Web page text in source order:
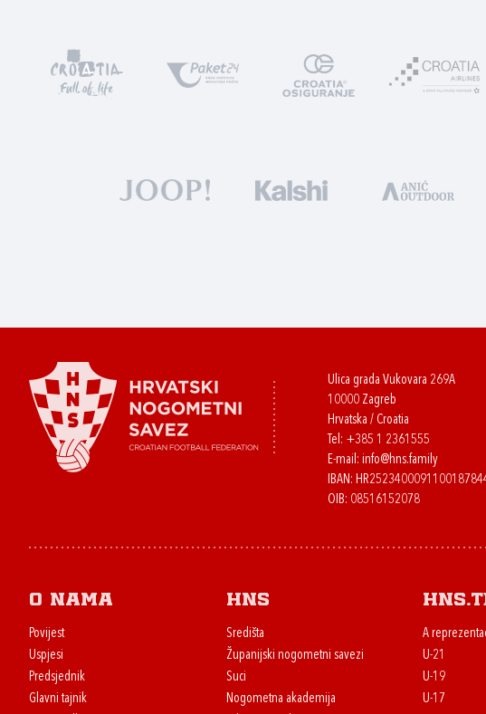
Ulica grada Vukovara 269A
10000 Zagreb
Hrvatska / Croatia
Tel: +385 1 2361555
E-mail: info@hns.family
IBAN:
OIB: 08516152078
O nama
Povijest
Uspjesi
Predsjednik
Glavni tajnik
HNS
Središta
Županijski nogometni savezi
Suci
Nogometna akademija
A
U-21
U-19
U-17